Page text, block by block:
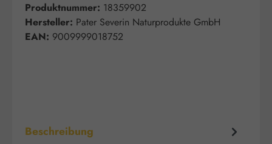
Produktnummer: 18359902
Hersteller: Pater Severin Naturprodukte GmbH
EAN: 9009999018752
Beschreibung